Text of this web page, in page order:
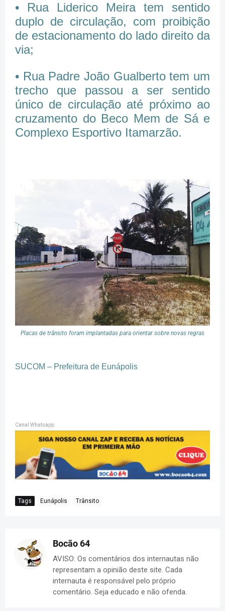
• Rua Liderico Meira tem sentido
duplo de circulação, com proibição
de estacionamento do lado direito da
via;
• Rua Padre João Gualberto tem um
trecho que passou a ser sentido
único de circulação até próximo ao
cruzamento do Beco Mem de Sá e
Complexo Esportivo Itamarzão.
Placas de trânsito foram implantadas para orientar sobre novas regras
SUCOM – Prefeitura de Eunápolis
Canal Whatsapp
Tags Eunápolis Trânsito
Bocão 64
AVISO: Os comentários dos internautas não
representam a opinião deste site. Cada
internauta é responsável pelo próprio
comentário. Seja educado e não ofenda.